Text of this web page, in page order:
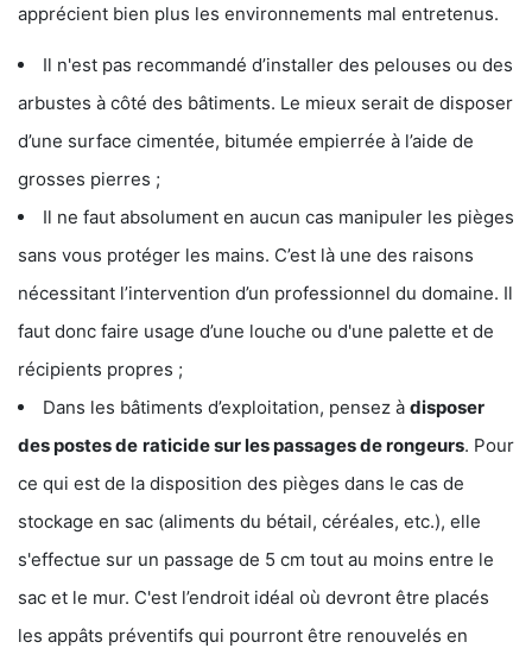
apprécient bien plus les environnements mal entretenus.
Il n'est pas recommandé d’installer des pelouses ou des
arbustes à côté des bâtiments. Le mieux serait de disposer
d’une surface cimentée, bitumée empierrée à l’aide de
grosses pierres ;
Il ne faut absolument en aucun cas manipuler les pièges
sans vous protéger les mains. C’est là une des raisons
nécessitant l’intervention d’un professionnel du domaine. Il
faut donc faire usage d’une louche ou d'une palette et de
récipients propres ;
Dans les bâtiments d’exploitation, pensez à disposer
des postes de raticide sur les passages de rongeurs. Pour
ce qui est de la disposition des pièges dans le cas de
stockage en sac (aliments du bétail, céréales, etc.), elle
s'effectue sur un passage de 5 cm tout au moins entre le
sac et le mur. C'est l’endroit idéal où devront être placés
les appâts préventifs qui pourront être renouvelés en